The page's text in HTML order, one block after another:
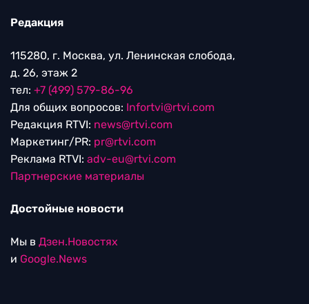
Редакция
115280, г. Москва, ул. Ленинская слобода,
д. 26, этаж 2
тел: +7 (499) 579-86-96
Для общих вопросов: Infortvi@rtvi.com
Редакция RTVI: news@rtvi.com
Маркетинг/PR: pr@rtvi.com
Реклама RTVI: adv-eu@rtvi.com
Партнерские материалы
Достойные новости
Мы в Дзен.Новостях
и Google.News